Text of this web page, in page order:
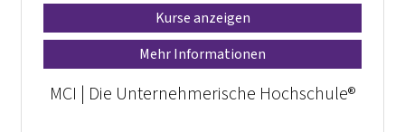
Kurse anzeigen
Mehr Informationen
MCI | Die Unternehmerische Hochschule®